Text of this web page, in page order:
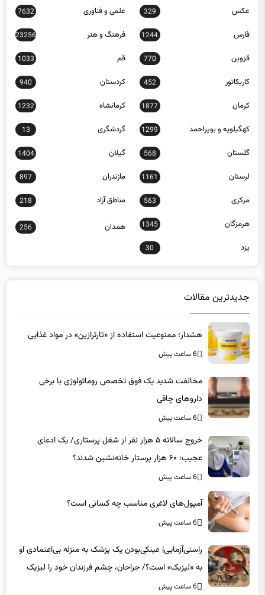
فارس 1244 فرهنگ و هنر 23256
قزوین 770 قم 1033
کاریکاتور 452 کردستان 940
کرمان 1877 کرمانشاه 1232
کهگیلویه و بویراحمد 1299 گردشگری 13
گلستان 568 گیلان 1404
لرستان 1161 مازندران 897
مرکزی 563 مناطق آزاد 218
هرمزگان 1345
256
یزد 30
هشدار؛ ممنوعیت استفاده از «تارترازین» در مواد غذایی
6 ساعت پیش
داروهای چاقی
6 ساعت پیش
عجیب: ۶۰ هزار پرستار خانه‌نشین شدند؟
6 ساعت پیش
6 ساعت پیش
به «لیزیک» است؟/ جراحان، چشم فرزندان خود را لیزیک
می‌کنند؟
6 ساعت پیش